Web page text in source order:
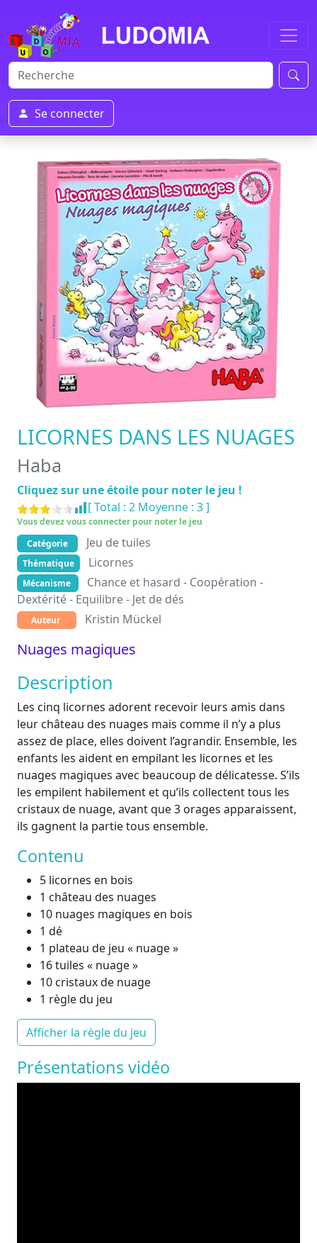
Se connecter
LICORNES DANS LES NUAGES
Haba
Cliquez sur une étoile pour noter le jeu !
[ Total : 2 Moyenne : 3]
Vous devez vous connecter pour noter le jeu
Catégorie
Jeu de tuiles
Thématique Licornes
Mécanisme
Chance et hasard - Coopération -
Dextérité - Equilibre - Jet de dés
Auteur Kristin Mückel
Nuages magiques
Description
Les cinq licornes adorent recevoir leurs amis dans
leur château des nuages mais comme il n’y a plus
assez de place, elles doivent l’agrandir. Ensemble, les
enfants les aident en empilant les licornes et les
nuages magiques avec beaucoup de délicatesse. S’ils
les empilent habilement et qu’ils collectent tous les
cristaux de nuage, avant que 3 orages apparaissent,
ils gagnent la partie tous ensemble.
Contenu
5 licornes en bois
1 château des nuages
10 nuages magiques en bois
1 dé
1 plateau de jeu « nuage »
16 tuiles « nuage »
10 cristaux de nuage
1 règle du jeu
Afficher la règle du jeu
Présentations vidéo